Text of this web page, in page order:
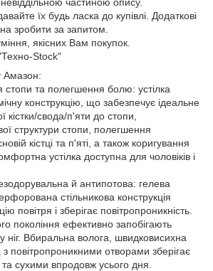
їх будь ласка до купівлі. Додаткові
зробити за запитом.
якісних Вам покупок.
Stock"
Амазон:
стопи та полегшення болю: устілка
конструкцію, що забезпечує ідеальне
кістки/свода/п'яти до стопи,
структури стопи, полегшення
кістці та п'яті, а також коригування
устілка доступна для чоловіків і
й антипотова: гелева
стільникова конструкція
повітря і зберігає повітропроникність.
покоління ефективно запобігають
ніг. Вбиральна волога, швидковисихна
повітропроникними отворами зберігає
сухими впродовж усього дня.